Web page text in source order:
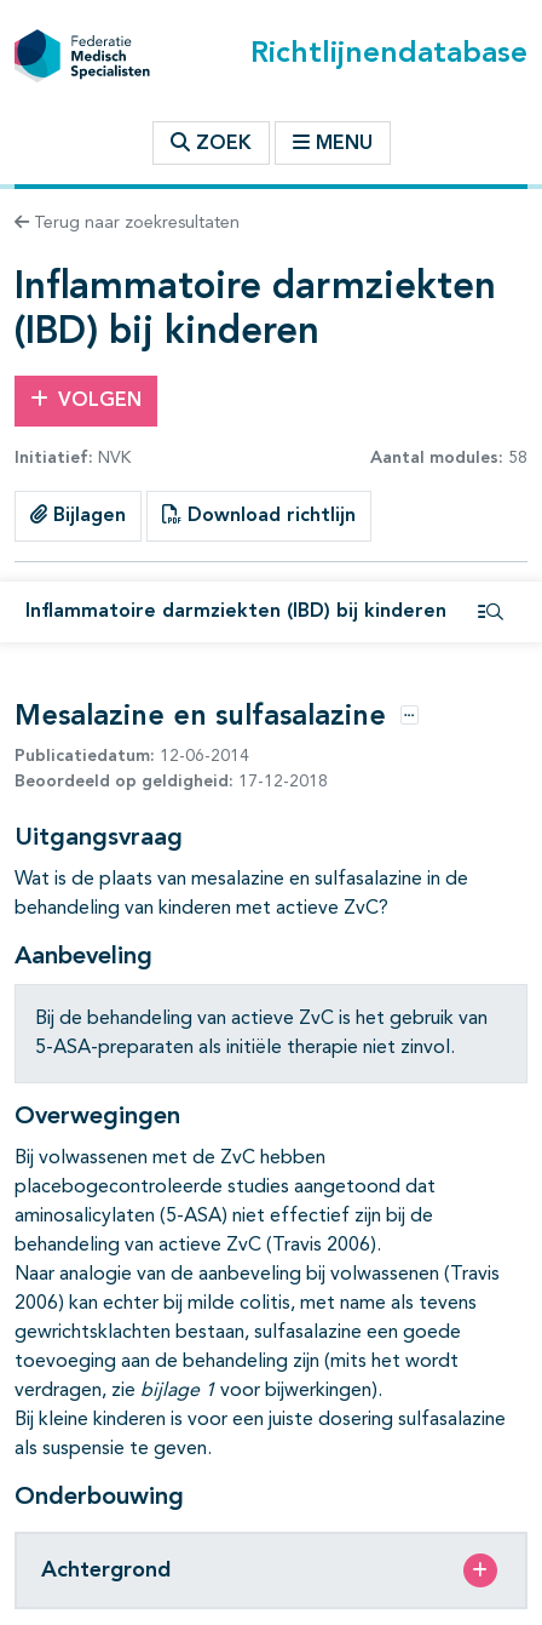
Richtlijnendatabase
ZOEK MENU
Terug naar zoekresultaten
Inflammatoire darmziekten
(IBD) bij kinderen
VOLGEN
Initiatief: NVK Aantal modules: 58
Bijlagen Download richtlijn
Inflammatoire darmziekten (IBD) bij kinderen
openklappen
open- en dichtklappen
open- en dichtklappen
Mesalazine en sulfasalazine Opties
Publicatiedatum: 12-06-2014
Beoordeeld op geldigheid: 17-12-2018
Uitgangsvraag
Wat is de plaats van mesalazine en sulfasalazine in de
behandeling van kinderen met actieve ZvC?
Aanbeveling
Bij de behandeling van actieve ZvC is het gebruik van
5-ASA-preparaten als initiële therapie niet zinvol.
Overwegingen
Bij volwassenen met de ZvC hebben
placebogecontroleerde studies aangetoond dat
aminosalicylaten (5-ASA) niet effectief zijn bij de
behandeling van actieve ZvC (Travis 2006).
Naar analogie van de aanbeveling bij volwassenen (Travis
2006) kan echter bij milde colitis, met name als tevens
gewrichtsklachten bestaan, sulfasalazine een goede
toevoeging aan de behandeling zijn (mits het wordt
verdragen, zie bijlage 1 voor bijwerkingen).
Bij kleine kinderen is voor een juiste dosering sulfasalazine
als suspensie te geven.
Onderbouwing
Achtergrond